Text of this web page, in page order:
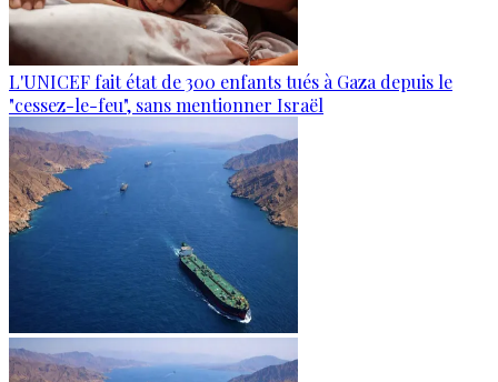
L'UNICEF fait état de 300 enfants tués à Gaza depuis le
"cessez-le-feu", sans mentionner Israël